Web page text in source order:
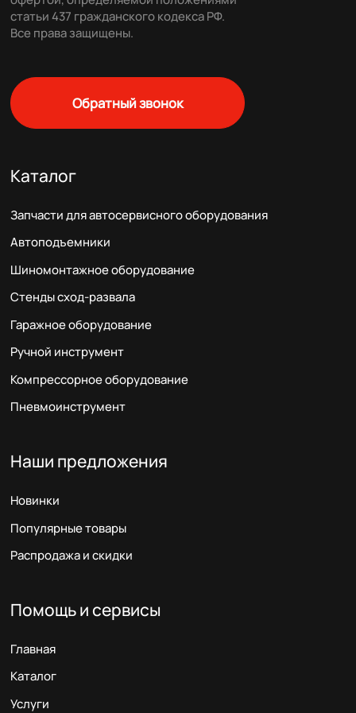
статьи 437 гражданского кодекса РФ.
Все права защищены.
Обратный звонок
Каталог
Запчасти для автосервисного оборудования
Автоподъемники
Шиномонтажное оборудование
Стенды сход-развала
Гаражное оборудование
Ручной инструмент
Компрессорное оборудование
Пневмоинструмент
Наши предложения
Новинки
Популярные товары
Распродажа и скидки
Помощь и сервисы
Главная
Каталог
Услуги